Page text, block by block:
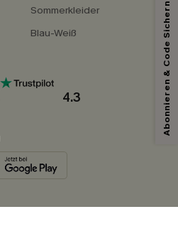
Sommerkleider
Blau-Weiß
4.3 Abonnieren & Code Sichern